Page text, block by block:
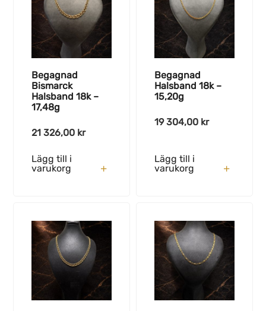
Begagnad
Bismarck
Halsband 18k –
17,48g
21 326,00 kr
Lägg till i
varukorg
Begagnad
Halsband 18k –
15,20g
19 304,00 kr
Lägg till i
varukorg